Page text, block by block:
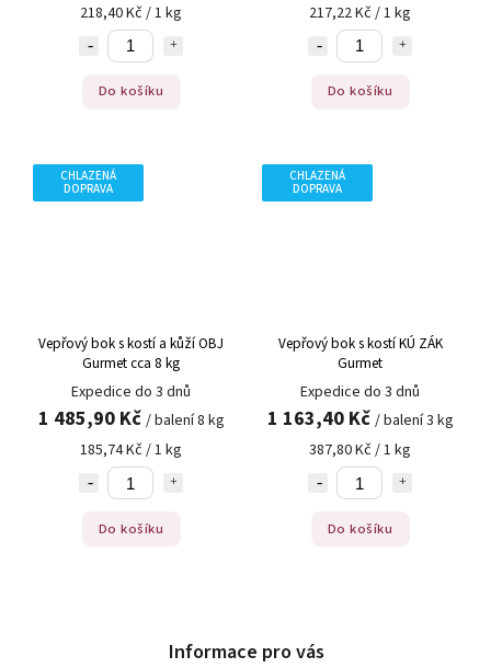
218,40 Kč / 1 kg
Do košíku
217,22 Kč / 1 kg
Do košíku
CHLAZENÁ
DOPRAVA
Vepřový bok s kostí a kůží OBJ
Gurmet cca 8 kg
Expedice do 3 dnů
1 485,90 Kč / balení 8 kg
185,74 Kč / 1 kg
Do košíku
CHLAZENÁ
DOPRAVA
Vepřový bok s kostí KÚ ZÁK
Gurmet
Expedice do 3 dnů
1 163,40 Kč / balení 3 kg
387,80 Kč / 1 kg
Do košíku
Informace pro vás